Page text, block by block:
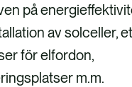
på
av solceller,
för elfordon,
m.m.